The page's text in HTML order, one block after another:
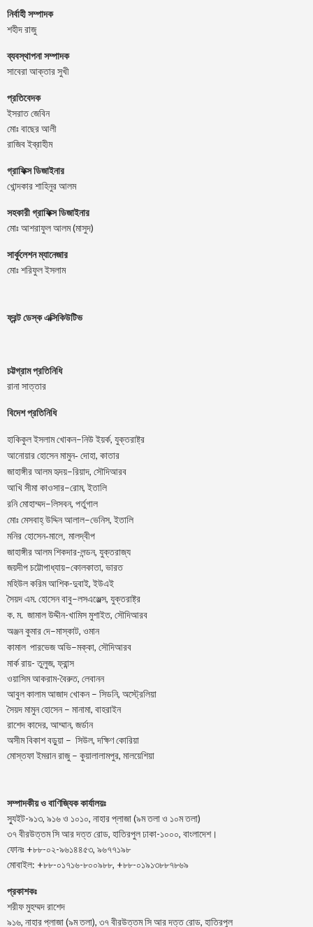
নির্বাহী সম্পাদক
শহীদ রাজু
ব্যবস্থাপনা সম্পাদক
সাবেরা আক্তার সুখী
প্রতিবেদক
ইসরাত জেবিন
মোঃ বাছের আলী
রাজিব ইব্রাহীম
গ্রাফিক্স ডিজাইনার
খোন্দকার শাহিনুর আলম
সহকারী গ্রাফিক্স ডিজাইনার
মোঃ আশরাফুল আলম (মাসুদ)
সার্কুলেশন ম্যানেজার
মোঃ শরিফুল ইসলাম
ফ্রন্ট ডেস্ক এক্সিকিউটিভ
চট্টগ্রাম প্রতিনিধি
রানা সাত্তার
বিদেশ প্রতিনিধি
হাকিকুল ইসলাম খোকন–নিউ ইয়র্ক, যুক্তরাষ্ট্র
আনোয়ার হোসেন মামুন- দোহা, কাতার
জাহাঙ্গীর আলম হৃদয়–রিয়াদ, সৌদিআরব
আখি সীমা কাওসার–রোম,ইতালি
রনি মোহাম্মদ–লিসবন, পর্তুগাল
মোঃ মেসবাহ্ উদ্দিন আলাল–ভেনিস,ইতালি
মনির হোসেন-মালে, মালদ্বীপ
জাহাঙ্গীর আলম শিকদার-লন্ডন, যুক্তরাজ্য
জয়দীপ চট্টোপাধ্যায়–কোলকাতা, ভারত
মহিউল করিম আশিক-দুবাই, ইউএই
সৈয়দ এম. হোসেন বাবু–লসএঞ্জেল্স, যুক্তরাষ্ট্র
ক. ম. জামাল উদ্দীন-খামিস মুশাইত, সৌদিআরব
অঞ্জন কুমার দে–মাস্কাট, ওমান
কামাল পারভেজ অভি–মক্কা, সৌদিআরব
মার্ক রায়- তুলুজ, ফ্রান্স
ওয়াসিম আকরাম-বৈরুত, লেবানন
আবুল কালাম আজাদ খোকন – সিডনি, অস্ট্রেলিয়া
সৈয়দ মামুন হোসেন – মানামা, বাহরাইন
রাশেদ কাদের, আম্মান, জর্ডান
অসীম বিকাশ বড়ুয়া – সিউল, দক্ষিণ কোরিয়া
মোস্তফা ইমরান রাজু – কুয়ালালামপুর, মালয়েশিয়া
সম্পাদকীয় ও বাণিজ্যিক কার্যালয়ঃ
স্যুইট-৯১৩, ৯১৬ ও ১০১০, নাহার প্লাজা (৯ম তলা ও ১০ম তলা)
৩৭ বীরউত্তম সি আর দত্ত রোড, হাতিরপুল ঢাকা-১০০০, বাংলাদেশ।
ফোনঃ +৮৮-০২-৯৬১৪৪৫৩, ৯৬৭৭১৯৮
মোবাইল: +৮৮-০১৭১৬-৮০০৯৮৮, +৮৮-০১৯১৩৮৮৭৮৬৯
প্রকাশকঃ
শরীফ মুহম্মদ রাশেদ
৯১৬, নাহার প্লাজা (৯ম তলা), ৩৭ বীরউত্তম সি আর দত্ত রোড, হাতিরপুল